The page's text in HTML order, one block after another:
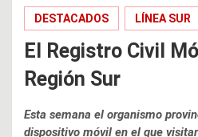
DESTACADOS LÍNEA SUR
El Registro Civil
Región Sur
Esta semana el organismo
dispositivo móvil en el que